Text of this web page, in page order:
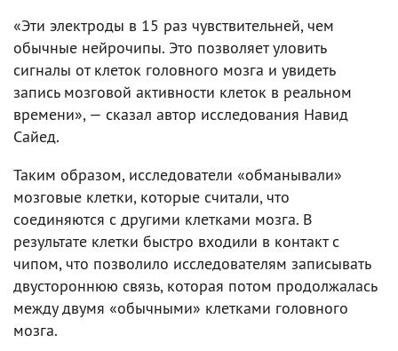
«Эти электроды в 15 раз чувствительней, чем
обычные нейрочипы. Это позволяет уловить
сигналы от клеток головного мозга и увидеть
запись мозговой активности клеток в реальном
времени», — сказал автор исследования Навид
Сайед.
Таким образом, исследователи «обманывали»
мозговые клетки, которые считали, что
соединяются с другими клетками мозга. В
результате клетки быстро входили в контакт с
чипом, что позволило исследователям записывать
двустороннюю связь, которая потом продолжалась
между двумя «обычными» клетками головного
мозга.